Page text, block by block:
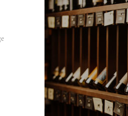
20 Notizen hinaus, die man mit einem
einerseits ein Hauch Curry, Korinthen
getrocknete Küchenkräuter und feiner
dazu. Im Gaumen erst hart, feiner
aber auch eine noch nicht ganz
02: Wie unglaublich jung dieser
ich eine Flasche mehr als 5
Im Gaumen perfekt, unnahbar und
Flaschenreife. Und trotzdem war
(20/20)! 03: Magnum: Tiefschwarz;
und erdige Süsse; ein sehr komplexes
korpulenter Gaumen mit schwarzen
noch eine intensive Adstringenz